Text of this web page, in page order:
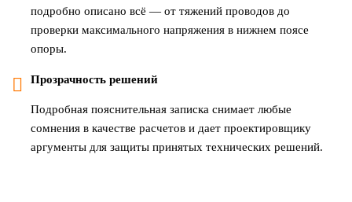
подробно описано всё — от тяжений проводов до
проверки максимального напряжения в нижнем поясе
опоры.
Прозрачность решений
Подробная пояснительная записка снимает любые
сомнения в качестве расчетов и дает проектировщику
аргументы для защиты принятых технических решений.